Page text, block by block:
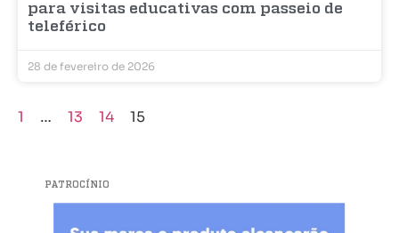
para visitas educativas com passeio de
teleférico
28 de fevereiro de 2026
1 … 13 14 15
PATROCÍNIO